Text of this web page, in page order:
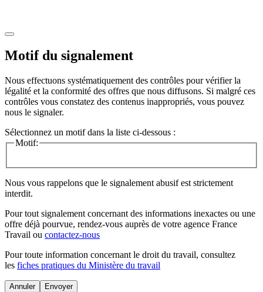
Motif du signalement
Nous effectuons systématiquement des contrôles pour vérifier la
légalité et la conformité des offres que nous diffusons. Si malgré ces
contrôles vous constatez des contenus inappropriés, vous pouvez
nous le signaler.
Sélectionnez un motif dans la liste ci-dessous :
Motif:
Nous vous rappelons que le signalement abusif est strictement
interdit.
Pour tout signalement concernant des informations inexactes ou une
offre déjà pourvue, rendez-vous auprès de votre agence France
Travail ou contactez-nous
Pour toute information concernant le droit du travail, consultez
les fiches pratiques du Ministère du travail
Annuler